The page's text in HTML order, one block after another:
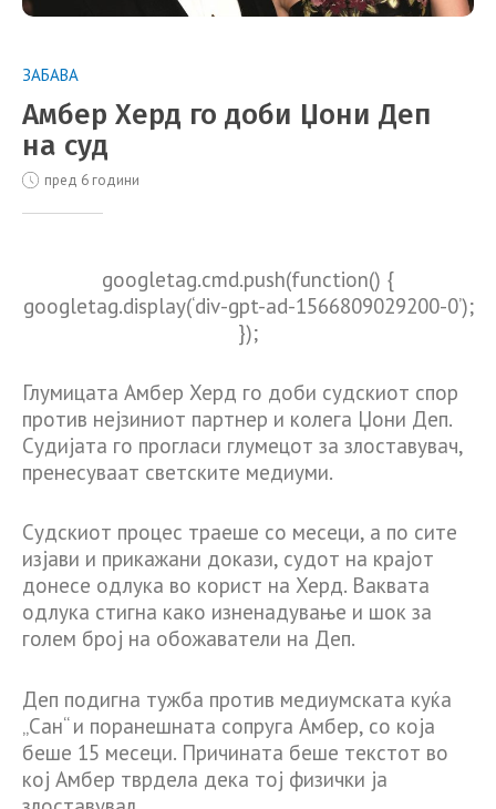
ЗАБАВА
Амбер Херд го доби Џони Деп
на суд
пред 6 години
googletag.cmd.push(function() {
googletag.display(‘div-gpt-ad-1566809029200-0’);
});
Глумицата Амбер Херд го доби судскиот спор
против нејзиниот партнер и колега Џони Деп.
Судијата го прогласи глумецот за злоставувач,
пренесуваат светските медиуми.
Судскиот процес траеше со месеци, а по сите
изјави и прикажани докази, судот на крајот
донесе одлука во корист на Херд. Ваквата
одлука стигна како изненадување и шок за
голем број на обожаватели на Деп.
Деп подигна тужба против медиумската куќа
„Сан“ и поранешната сопруга Амбер, со која
беше 15 месеци. Причината беше текстот во
кој Амбер тврдела дека тој физички ја